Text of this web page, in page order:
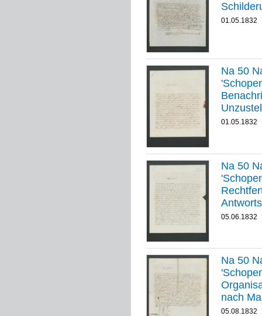
01.05.1832
Na 50
01.05.1832
Na 50
05.06.1832
Na 50
nach
05.08.1832